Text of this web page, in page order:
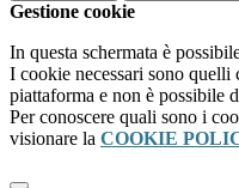
Gestione cookie
In questa schermata è
I cookie necessari sono
piattaforma e non è possibile
Per conoscere quali sono i
visionare la COOKIE